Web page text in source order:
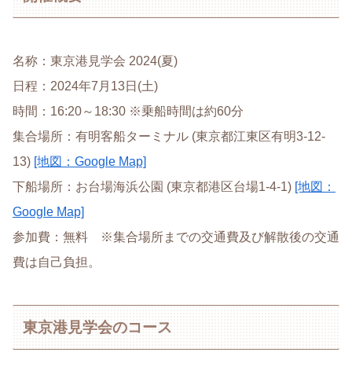
名称：東京港見学会 2024(夏)
日程：2024年7月13日(土)
時間：16:20～18:30 ※乗船時間は約60分
集合場所：有明客船ターミナル (東京都江東区有明3-12-
13) [地図：Google Map]
下船場所：お台場海浜公園 (東京都港区台場1-4-1) [地図：
Google Map]
参加費：無料 ※集合場所までの交通費及び解散後の交通
費は自己負担。
東京港見学会のコース